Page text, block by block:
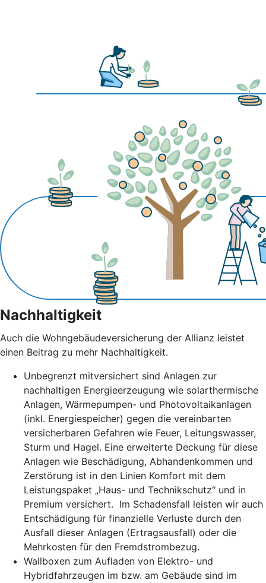
Nachhaltigkeit
Auch die Wohngebäudeversicherung der Allianz leistet
einen Beitrag zu mehr Nachhaltigkeit.
Unbegrenzt mitversichert sind Anlagen zur
nachhaltigen Energieerzeugung wie solarthermische
Anlagen, Wärmepumpen- und Photovoltaikanlagen
(inkl. Energiespeicher) gegen die vereinbarten
versicherbaren Gefahren wie Feuer, Leitungswasser,
Sturm und Hagel. Eine erweiterte Deckung für diese
Anlagen wie Beschädigung, Abhandenkommen und
Zerstörung ist in den Linien Komfort mit dem
Leistungspaket „Haus- und Technikschutz“ und in
Premium versichert. Im Schadensfall leisten wir auch
Entschädigung für finanzielle Verluste durch den
Ausfall dieser Anlagen (Ertragsausfall) oder die
Mehrkosten für den Fremdstrombezug.
Wallboxen zum Aufladen von Elektro- und
Hybridfahrzeugen im bzw. am Gebäude sind im